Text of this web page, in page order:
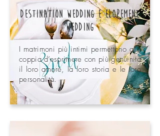
I matrimoni più intimi permettono alla
coppia d’esprimere con più genuinità
il loro amore, la loro storia e le loro
personalità.
Destination Wedding e elopement
wedding